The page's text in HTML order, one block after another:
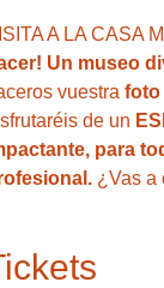
A LA CASA
Un museo
vuestra foto
de un
para
¿Vas